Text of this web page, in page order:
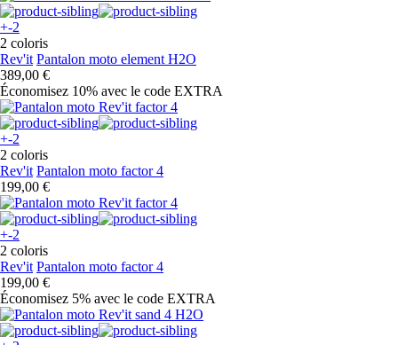
+-2
2 coloris
Rev'it Pantalon moto element H2O
389,00 €
Économisez 10% avec le code EXTRA
+-2
2 coloris
Rev'it Pantalon moto factor 4
199,00 €
+-2
2 coloris
Rev'it Pantalon moto factor 4
199,00 €
Économisez 5% avec le code EXTRA